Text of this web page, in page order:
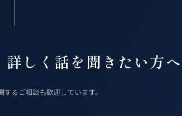
しく話を聞きたい方へ
るご相談も歓迎しています。